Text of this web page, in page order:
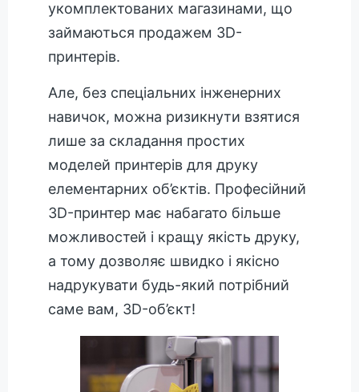
укомплектованих магазинами, що
займаються продажем 3D-
принтерів.
Але, без спеціальних інженерних
навичок, можна ризикнути взятися
лише за складання простих
моделей принтерів для друку
елементарних об’єктів. Професійний
3D-принтер має набагато більше
можливостей і кращу якість друку,
а тому дозволяє швидко і якісно
надрукувати будь-який потрібний
саме вам, 3D-об’єкт!